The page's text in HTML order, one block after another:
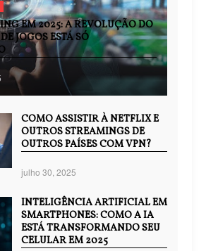
EM 2025: A REVOLUÇÃO DO
JOGOS ESTÁ SÓ
COMO ASSISTIR À NETFLIX E
OUTROS STREAMINGS DE
OUTROS PAÍSES COM VPN?
julho 30, 2025
INTELIGÊNCIA ARTIFICIAL EM
SMARTPHONES: COMO A IA
ESTÁ TRANSFORMANDO SEU
CELULAR EM 2025